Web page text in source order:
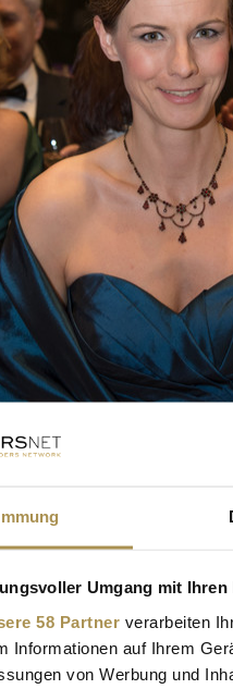
Umgang mit Ihren
58 Partner verarbeiten
Informationen auf Ihrem
von Werbung und